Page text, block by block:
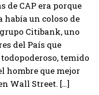
de CAP era porque
había un coloso de
Citibank, uno
del País que
temido
hombre que mejor
Wall Street. […]